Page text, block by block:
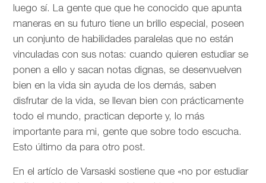
luego sí. La gente que que he conocido que apunta
maneras en su futuro tiene un brillo especial, poseen
un conjunto de habilidades paralelas que no están
vinculadas con sus notas: cuando quieren estudiar se
ponen a ello y sacan notas dignas, se desenvuelven
bien en la vida sin ayuda de los demás, saben
disfrutar de la vida, se llevan bien con prácticamente
todo el mundo, practican deporte y, lo más
importante para mi, gente que sobre todo escucha.
Esto último da para otro post.
En el artíclo deVarsaski sostiene que «no por estudiar